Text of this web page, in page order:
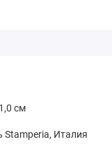
см
Stamperia, Италия